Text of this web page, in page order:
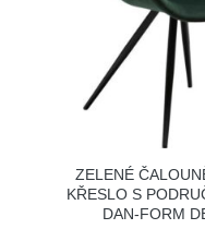
ZELENÉ
KŘESLO S
DAN-FORM